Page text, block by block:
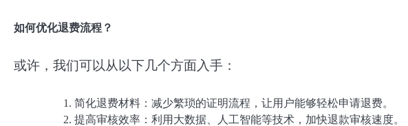
如何优化退费流程？
或许，我们可以从以下几个方面入手：
简化退费材料：减少繁琐的证明流程，让用户能够轻松申请退费。
提高审核效率：利用大数据、人工智能等技术，加快退款审核速度。